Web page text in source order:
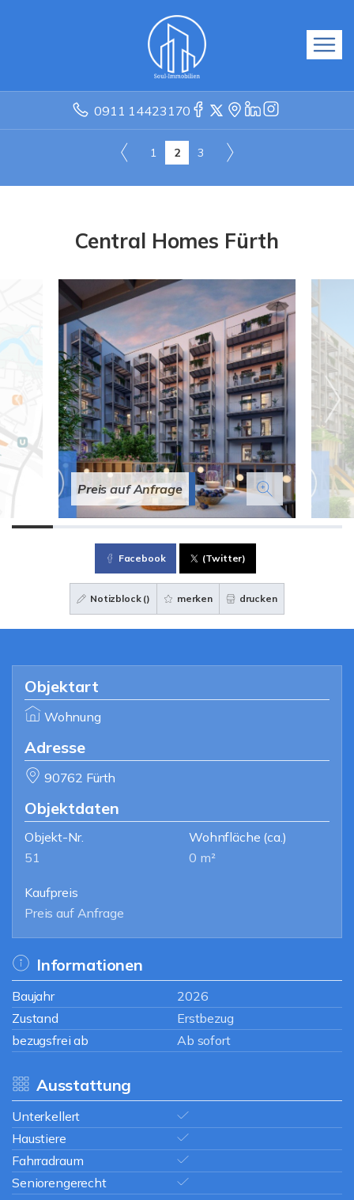
0911 14423170
1 2 3
Central Homes Fürth
Preis auf Anfrage
Facebook (Twitter)
Notizblock () merken drucken
Objektart
Wohnung
Adresse
90762 Fürth
Objektdaten
Objekt-Nr.
51
Wohnfläche (ca.)
0 m²
Kaufpreis
Preis auf Anfrage
Informationen
Baujahr
2026
Zustand
Erstbezug
bezugsfrei ab
Ab sofort
Ausstattung
Unterkellert
Haustiere
Fahrradraum
Seniorengerecht